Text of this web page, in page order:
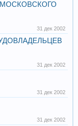
31 дек 2002
31 дек 2002
31 дек 2002
31 дек 2002